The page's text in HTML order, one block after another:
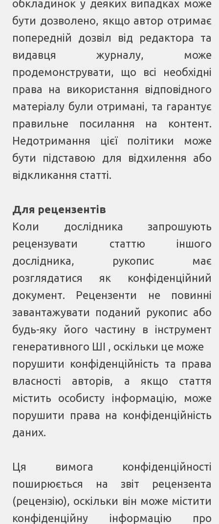
обкладинок у деяких випадках може
бути дозволено, якщо автор отримає
попередній дозвіл від редактора та
видавця журналу, може
продемонструвати, що всі необхідні
права на використання відповідного
матеріалу були отримані, та гарантує
правильне посилання на контент.
Недотримання цієї політики може
бути підставою для відхилення або
відкликання статті.
Для рецензентів
Коли дослідника запрошують
рецензувати статтю іншого
дослідника, рукопис має
розглядатися як конфіденційний
документ. Рецензенти не повинні
завантажувати поданий рукопис або
будь-яку його частину в інструмент
генеративного ШІ , оскільки це може
порушити конфіденційність та права
власності авторів, а якщо стаття
містить особисту інформацію, може
порушити права на конфіденційність
даних.
Ця вимога конфіденційності
поширюється на звіт рецензента
(рецензію), оскільки він може містити
конфіденційну інформацію про